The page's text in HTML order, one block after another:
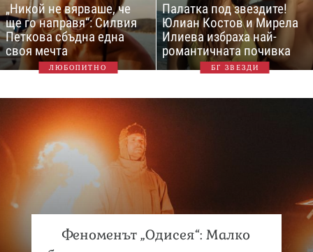
„Никой не вярваше, че
ще го направя“: Силвия
Петкова сбъдна една
своя мечта
ЛЮБОПИТНО
Палатка под звездите!
Юлиан Костов и Мирела
Илиева избраха най-
романтичната почивка
БГ ЗВЕЗДИ
Феноменът „Одисея“: Малко